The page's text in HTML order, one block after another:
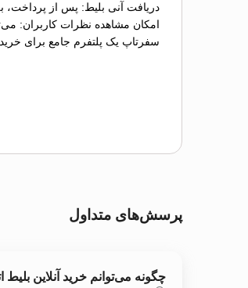
دریافت آنی بلیط: پس از پرداخت،
امکان مشاهده نظرات کاربران:
سفرتاپ یک پلتفرم جامع برای
پرسش‌های متداول
چگونه می‌توانم خرید آنلاین